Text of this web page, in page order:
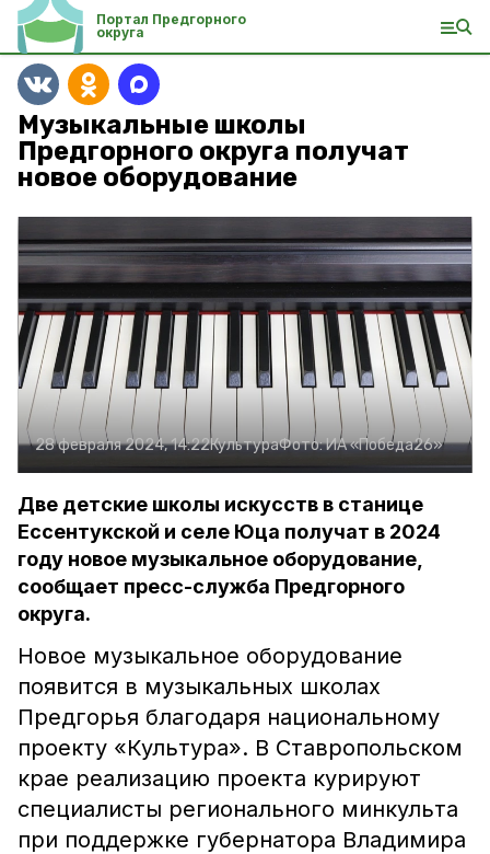
Портал Предгорного
округа
Музыкальные школы
Предгорного округа получат
новое оборудование
28 февраля 2024, 14:22КультураФото:ИА «Победа26»
Две детские школы искусств в станице
Ессентукской и селе Юца получат в 2024
году новое музыкальное оборудование,
сообщает пресс-служба Предгорного
округа.
Новое музыкальное оборудование
появится в музыкальных школах
Предгорья благодаря национальному
проекту «Культура». В Ставропольском
крае реализацию проекта курируют
специалисты регионального минкульта
при поддержке губернатора Владимира